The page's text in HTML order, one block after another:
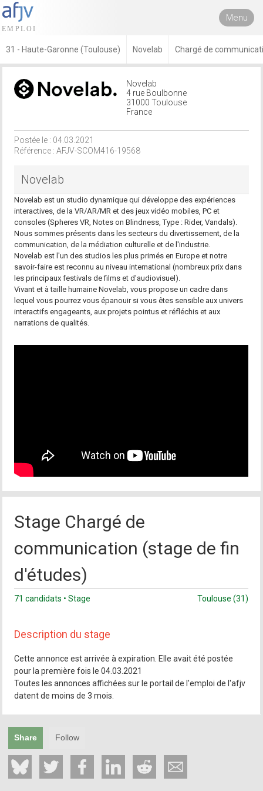
Menu
31 - Haute-Garonne (Toulouse) Novelab Chargé de
Novelab
4 rue Boulbonne
31000 Toulouse
France
Postée le : 04.03.2021
Référence : AFJV-SCOM416-19568
Novelab
Novelab est un studio dynamique qui développe des expériences
interactives, de la VR/AR/MR et des jeux vidéo mobiles, PC et
consoles (Spheres VR, Notes on Blindness, Type : Rider, Vandals).
Nous sommes présents dans les secteurs du divertissement, de la
communication, de la médiation culturelle et de l'industrie.
Novelab est l'un des studios les plus primés en Europe et notre
savoir-faire est reconnu au niveau international (nombreux prix dans
les principaux festivals de films et d'audiovisuel).
Vivant et à taille humaine Novelab, vous propose un cadre dans
lequel vous pourrez vous épanouir si vous êtes sensible aux univers
interactifs engageants, aux projets pointus et réfléchis et aux
narrations de qualités.
Stage Chargé de
communication (stage de fin
d'études)
71 candidats • Stage Toulouse (31)
Description du stage
Cette annonce est arrivée à expiration. Elle avait été postée
pour la première fois le 04.03.2021
Toutes les annonces affichées sur le portail de l'emploi de l'afjv
datent de moins de 3 mois.
Share Follow